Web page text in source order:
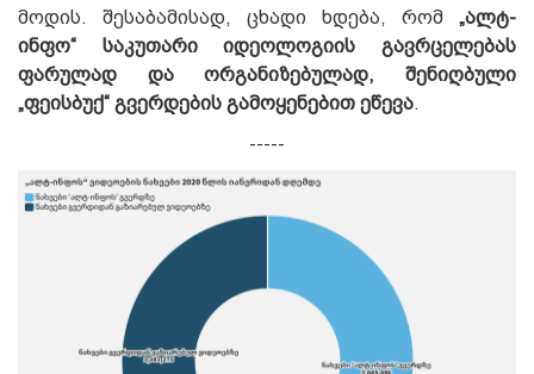
მოდის. შესაბამისად, ცხადი ხდება, რომ „ალტ-
ინფო“ საკუთარი იდეოლოგიის გავრცელებას
ფარულად და ორგანიზებულად, შენიღბული
„ფეისბუქ“ გვერდების გამოყენებით ეწევა.
-----